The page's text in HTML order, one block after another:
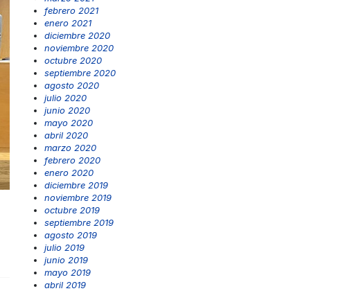
febrero 2021
enero 2021
diciembre 2020
noviembre 2020
octubre 2020
septiembre 2020
agosto 2020
julio 2020
junio 2020
mayo 2020
abril 2020
marzo 2020
febrero 2020
enero 2020
diciembre 2019
noviembre 2019
octubre 2019
septiembre 2019
agosto 2019
julio 2019
junio 2019
mayo 2019
abril 2019